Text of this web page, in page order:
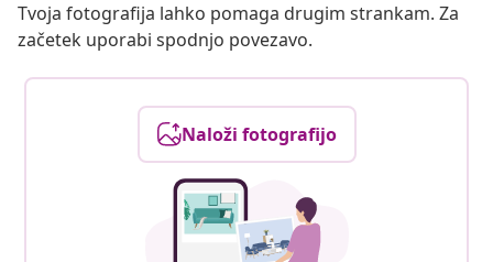
Tvoja fotografija lahko pomaga drugim strankam. Za
začetek uporabi spodnjo povezavo.
Naloži fotografijo